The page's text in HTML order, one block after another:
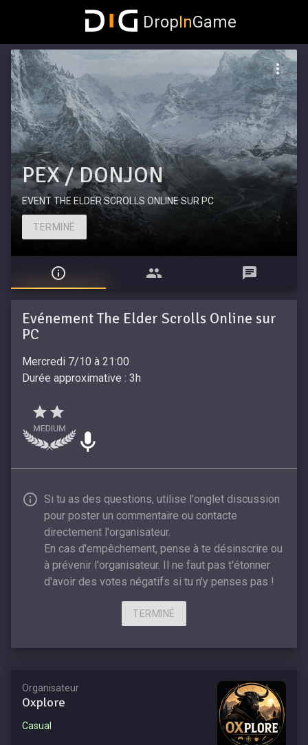
DropInGame
PEX / DONJON
EVENT THE ELDER SCROLLS ONLINE SUR PC
TERMINÉ
Evénement The Elder Scrolls Online sur
PC
Mercredi 7/10 à 21:00
Durée approximative : 3h
Si tu as des questions, utilise l'onglet discussion
pour poster un commentaire ou contacte
directement l'organisateur.
En cas d'empêchement, pense à te désinscrire ou
à prévenir l'organisateur. Il ne faut pas t'étonner
d'avoir des votes négatifs si tu n'y penses pas !
TERMINÉ
Organisateur
Oxplore
Casual